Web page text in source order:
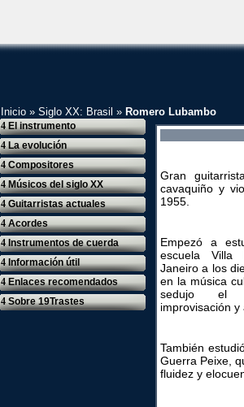
Inicio » Siglo XX: Brasil » Romero Lubambo
4El instrumento
4La evolución
4Compositores
4Músicos del siglo XX
4Guitarristas actuales
4Acordes
4Instrumentos de cuerda
4Información útil
4Enlaces recomendados
4Sobre 19Trastes
Gran
cavaquiño y
1955.
Empezó a
escuela
Janeiro a los
en la música
sedujo el
improvisación y
También
Guerra Peixe,
fluidez y